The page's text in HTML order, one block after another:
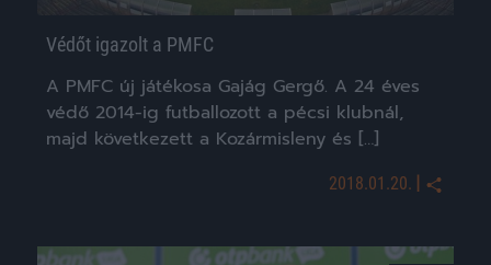
Védőt igazolt a PMFC
A PMFC új játékosa Gajág Gergő. A 24 éves
védő 2014-ig futballozott a pécsi klubnál,
majd következett a Kozármisleny és […]
2018.01.20. |